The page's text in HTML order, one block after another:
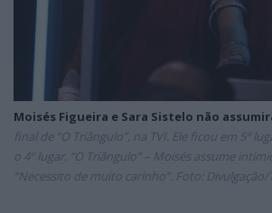
Moisés Figueira e Sara Sistelo não
final de “O Triângulo”, na TVI. Ele ficou em 5º
o 4º lugar. “O Triângulo” – Moisés assume
“Necessito de muito carinho”. Foto: Divulgação/